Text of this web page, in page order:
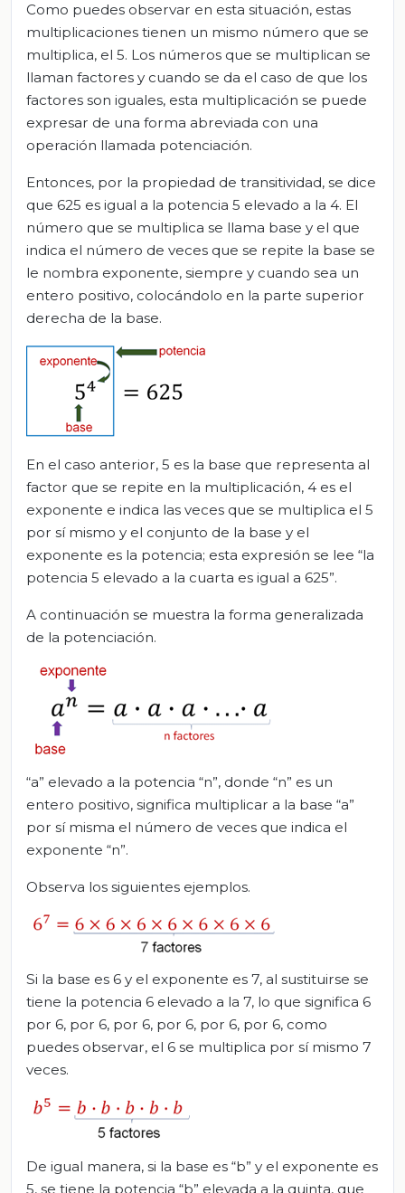
Como puedes observar en esta situación, estas
multiplicaciones tienen un mismo número que se
multiplica, el 5. Los números que se multiplican se
llaman factores y cuando se da el caso de que los
factores son iguales, esta multiplicación se puede
expresar de una forma abreviada con una
operación llamada potenciación.
Entonces, por la propiedad de transitividad, se dice
que 625 es igual a la potencia 5 elevado a la 4. El
número que se multiplica se llama base y el que
indica el número de veces que se repite la base se
le nombra exponente, siempre y cuando sea un
entero positivo, colocándolo en la parte superior
derecha de la base.
En el caso anterior, 5 es la base que representa al
factor que se repite en la multiplicación, 4 es el
exponente e indica las veces que se multiplica el 5
por sí mismo y el conjunto de la base y el
exponente es la potencia; esta expresión se lee “la
potencia 5 elevado a la cuarta es igual a 625”.
A continuación se muestra la forma generalizada
de la potenciación.
“a” elevado a la potencia “n”, donde “n” es un
entero positivo, significa multiplicar a la base “a”
por sí misma el número de veces que indica el
exponente “n”.
Observa los siguientes ejemplos.
Si la base es 6 y el exponente es 7, al sustituirse se
tiene la potencia 6 elevado a la 7, lo que significa 6
por 6, por 6, por 6, por 6, por 6, por 6, como
puedes observar, el 6 se multiplica por sí mismo 7
veces.
De igual manera, si la base es “b” y el exponente es
5, se tiene la potencia “b” elevada a la quinta, que